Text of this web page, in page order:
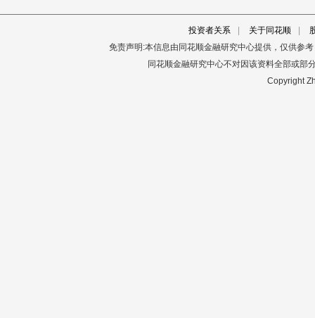
投资者关系 关于同花顺
免责声明:本信息由同花顺金融研究中心提供，仅供参
同花顺金融研究中心不对因该资料全部或部
Copyright